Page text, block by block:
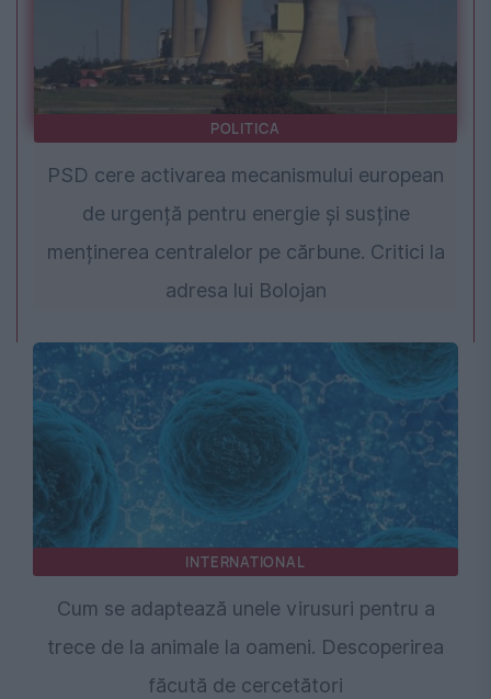
POLITICA
PSD cere activarea mecanismului european
de urgență pentru energie și susține
menținerea centralelor pe cărbune. Critici la
adresa lui Bolojan
INTERNATIONAL
Cum se adaptează unele virusuri pentru a
trece de la animale la oameni. Descoperirea
făcută de cercetători